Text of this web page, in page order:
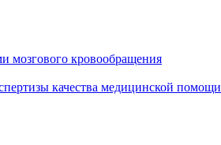
мозгового кровообращения
качества медицинской помощи